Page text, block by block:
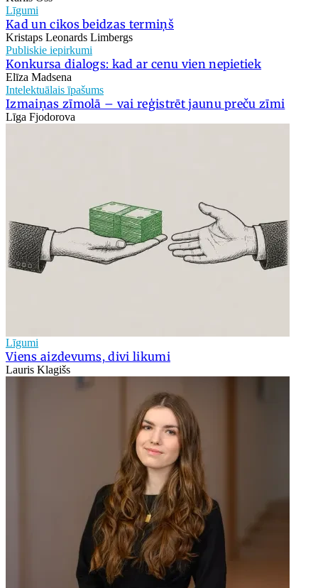
Līgumi
Kad un cikos beidzas termiņš
Kristaps Leonards Limbergs
Publiskie iepirkumi
Konkursa dialogs: kad ar cenu vien nepietiek
Elīza Madsena
Intelektuālais īpašums
Izmaiņas zīmolā – vai reģistrēt jaunu preču zīmi
Līga Fjodorova
Līgumi
Viens aizdevums, divi likumi
Lauris Klagišs